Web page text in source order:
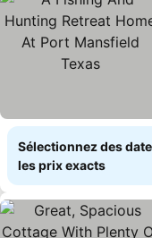
Sélectionnez des
les prix exacts